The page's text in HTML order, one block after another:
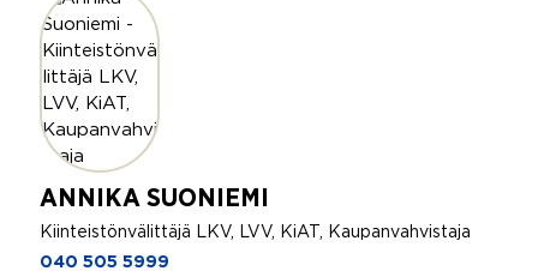
ANNIKA SUONIEMI
Kiinteistönvälittäjä LKV, LVV, KiAT, Kaupanvahvistaja
040 505 5999